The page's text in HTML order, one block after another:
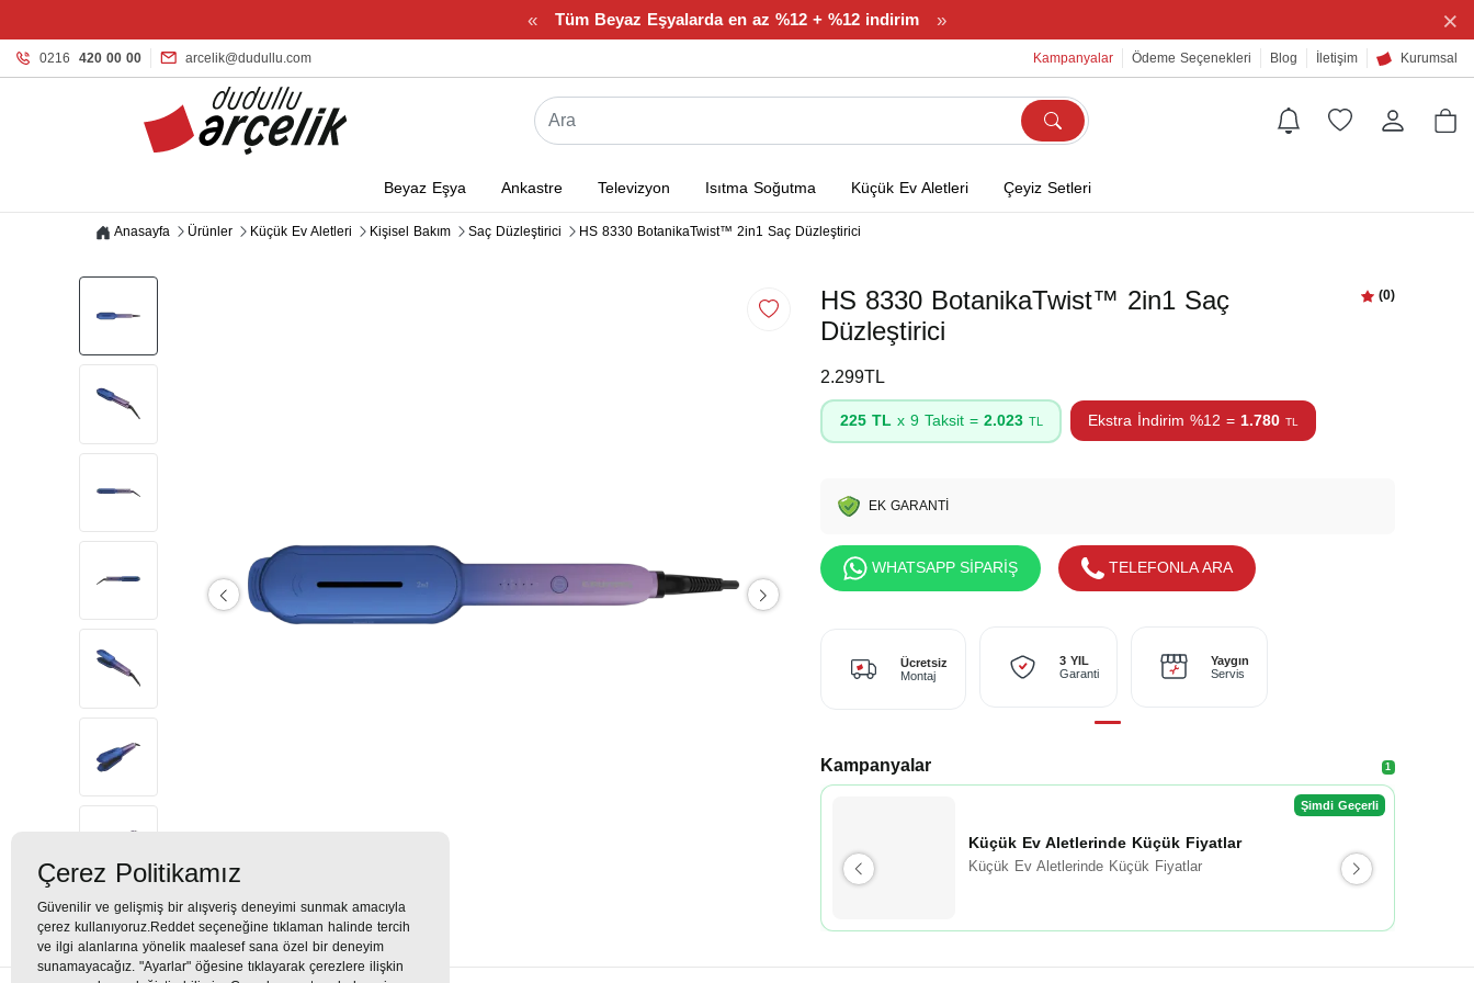
« Tüm Beyaz Eşyalarda en az %12 + %12 indirim » ×
0216 420 00 00 arcelik@dudullu.com Kampanyalar Ödeme Seçenekleri Blog İletişim Kurumsal
Beyaz Eşya Ankastre Televizyon Isıtma Soğutma Küçük Ev Aletleri Çeyiz Setleri
Anasayfa Ürünler Küçük Ev Aletleri Kişisel Bakım Saç Düzleştirici HS 8330 BotanikaTwist™ 2in1 Saç Düzleştirici
HS 8330 BotanikaTwist™ 2in1 Saç
Düzleştirici
(0)
2.299TL
225 TLx 9 Taksit = 2.023 TL Ekstra İndirim %12 = 1.780 TL
EK GARANTİ
WHATSAPP SİPARİŞ TELEFONLA ARA
Ücretsiz
Montaj
3 YIL
Garanti
Yaygın
Servis
Kampanyalar 1
Şimdi Geçerli
Küçük Ev Aletlerinde Küçük Fiyatlar
Küçük Ev Aletlerinde Küçük Fiyatlar
Çerez Politikamız
Güvenilir ve gelişmiş bir alışveriş deneyimi sunmak amacıyla
çerez kullanıyoruz.Reddet seçeneğine tıklaman halinde tercih
ve ilgi alanlarına yönelik maalesef sana özel bir deneyim
sunamayacağız. "Ayarlar" öğesine tıklayarak çerezlere ilişkin